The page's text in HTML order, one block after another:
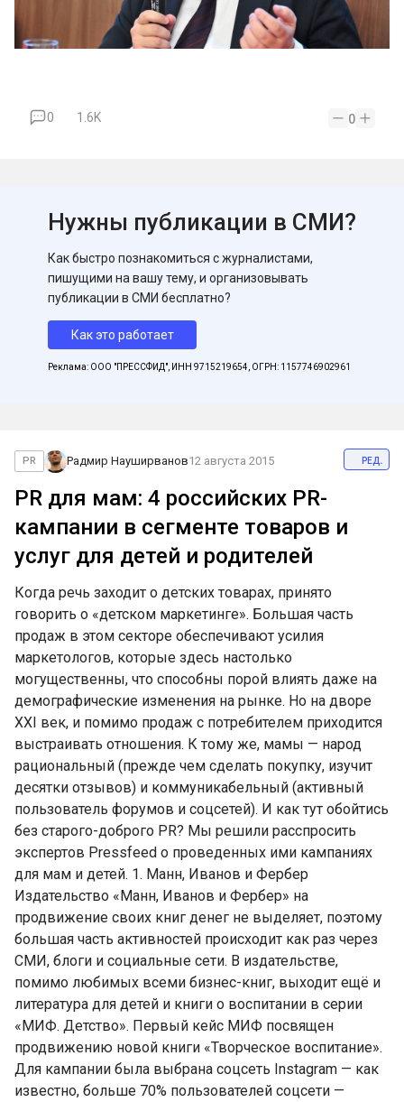
0 1.6K 0
Нужны публикации в СМИ?
Как быстро познакомиться с журналистами,
пишущими на вашу тему, и организовывать
публикации в СМИ бесплатно?
Как это работает
Реклама: ООО "ПРЕССФИД", ИНН 9715219654, ОГРН: 1157746902961
PR Радмир Науширванов12 августа 2015 ред.
PR для мам: 4 российских PR-
кампании в сегменте товаров и
услуг для детей и родителей
Когда речь заходит о детских товарах, принято
говорить о «детском маркетинге». Большая часть
продаж в этом секторе обеспечивают усилия
маркетологов, которые здесь настолько
могущественны, что способны порой влиять даже на
демографические изменения на рынке. Но на дворе
XXI век, и помимо продаж с потребителем приходится
выстраивать отношения. К тому же, мамы — народ
рациональный (прежде чем сделать покупку, изучит
десятки отзывов) и коммуникабельный (активный
пользователь форумов и соцсетей). И как тут обойтись
без старого-доброго PR? Мы решили расспросить
экспертов Pressfeed о проведенных ими кампаниях
для мам и детей. 1. Манн, Иванов и Фербер
Издательство «Манн, Иванов и Фербер» на
продвижение своих книг денег не выделяет, поэтому
большая часть активностей происходит как раз через
СМИ, блоги и социальные сети. В издательстве,
помимо любимых всеми бизнес-книг, выходит ещё и
литература для детей и книги о воспитании в серии
«МИФ. Детство». Первый кейс МИФ посвящен
продвижению новой книги «Творческое воспитание».
Для кампании была выбрана соцсеть Instagram — как
известно, больше 70% пользователей соцсети —